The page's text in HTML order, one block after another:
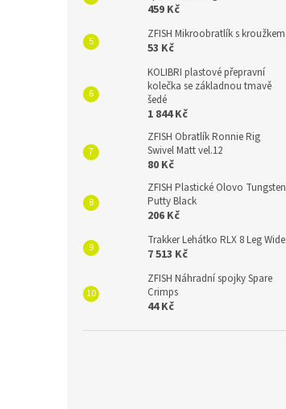
459 Kč
ZFISH Mikroobratlík s kroužkem
53 Kč
KOLIBRI plastové přepravní
kolečka se základnou tmavě
šedé
1 844 Kč
ZFISH Obratlík Ronnie Rig
Swivel Matt vel.12
80 Kč
ZFISH Plastické Olovo Tungsten
Putty Black
206 Kč
Trakker Lehátko RLX 8 Leg Wide
7 513 Kč
ZFISH Náhradní spojky Spare
Crimps
44 Kč